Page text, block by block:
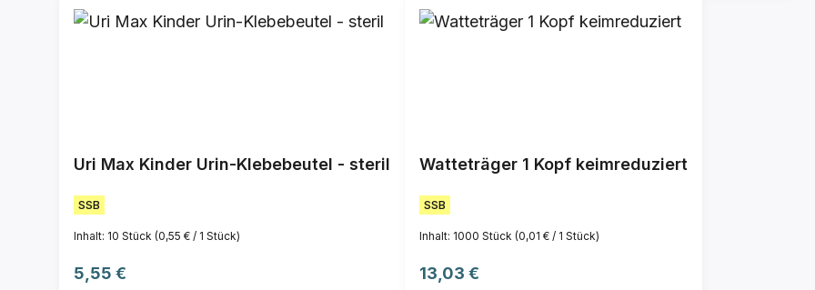
Uri Max Kinder Urin-Klebebeutel - steril
SSB
Inhalt: 10 Stück (0,55 € / 1 Stück)
Regulärer Preis:
5,55 €
Watteträger 1 Kopf keimreduziert
SSB
Inhalt: 1000 Stück (0,01 € / 1 Stück)
Regulärer Preis:
13,03 €